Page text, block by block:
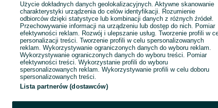
Użycie dokładnych danych geolokalizacyjnych. Aktywne skanowanie
charakterystyki urządzenia do celów identyfikacji. Rozumienie
odbiorców dzięki statystyce lub kombinacji danych z różnych źródeł.
Przechowywanie informacji na urządzeniu lub dostęp do nich. Pomiar
efektywności reklam. Rozwój i ulepszanie usług. Tworzenie profili w
personalizacji treści. Tworzenie profili w celu spersonalizowanych
reklam. Wykorzystywanie ograniczonych danych do wyboru reklam.
Wykorzystywanie ograniczonych danych do wyboru treści. Pomiar
efektywności treści. Wykorzystanie profili do wyboru
spersonalizowanych reklam. Wykorzystywanie profili w celu doboru
spersonalizowanych treści.
Lista partnerów (dostawców)